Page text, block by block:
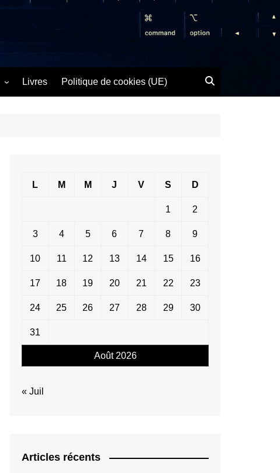
Livres Politique de cookies (UE)
Août 2026
L M M J V S D
1 2
3 4 5 6 7 8 9
10 11 12 13 14 15 16
17 18 19 20 21 22 23
24 25 26 27 28 29 30
31
« Juil
Articles récents